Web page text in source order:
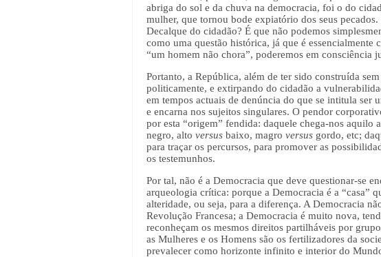
abriga do sol e da chuva na democracia, foi o do
mulher, que tornou bode expiatório dos seus
Decalque do cidadão? É que não podemos
como uma questão histórica, já que é essencialmente
“um homem não chora”, poderemos em consciência
Portanto, a República, além de ter sido construída
politicamente, e extirpando do cidadão a
em tempos actuais de denúncia do que se intitula ser
e encarna nos sujeitos singulares. O pendor
por esta “origem” fendida: daquele chega-nos aquilo
negro, alto versus baixo, magro versus gordo, etc;
para traçar os percursos, para promover as
os testemunhos.
Por tal, não é a Democracia que deve questionar-se
arqueologia crítica: porque a Democracia é a “casa”
alteridade, ou seja, para a diferença. A Democracia
Revolução Francesa; a Democracia é muito nova,
reconheçam os mesmos direitos partilháveis por
as Mulheres e os Homens são os fertilizadores da
prevalecer como horizonte infinito e interior do